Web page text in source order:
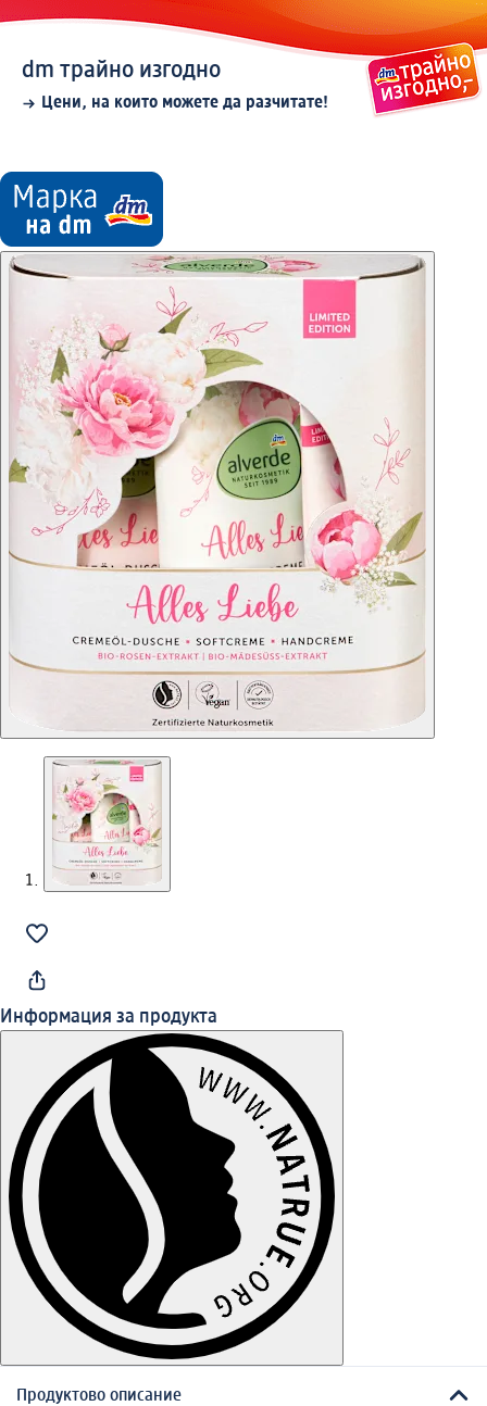
dm трайно изгодно
Цени, на които можете да разчитате!
Информация за продукта
Продуктово описание